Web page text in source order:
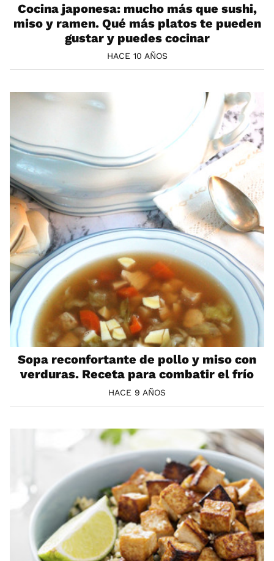
Cocina japonesa: mucho más que sushi,
miso y ramen. Qué más platos te pueden
gustar y puedes cocinar
HACE 10 AÑOS
Sopa reconfortante de pollo y miso con
verduras. Receta para combatir el frío
HACE 9 AÑOS